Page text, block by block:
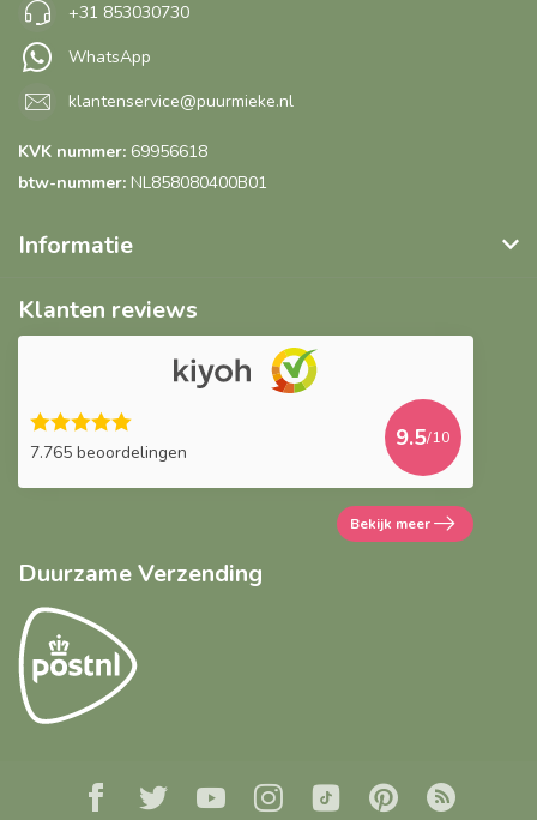
+31 853030730
WhatsApp
klantenservice@puurmieke.nl
KVK nummer: 69956618
btw-nummer: NL858080400B01
Informatie
Klanten reviews
7.765 beoordelingen
9.5/10
Bekijk meer
Duurzame Verzending